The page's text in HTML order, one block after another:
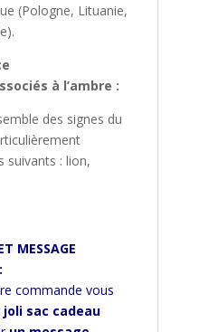
(Pologne, Lituanie,
à l’ambre :
des signes du
suivants : lion,
MESSAGE
commande vous
joli sac cadeau